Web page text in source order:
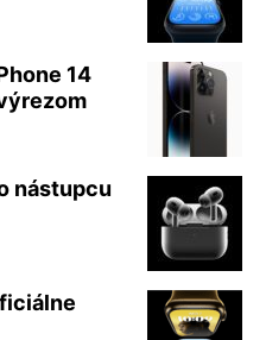
14
nástupcu